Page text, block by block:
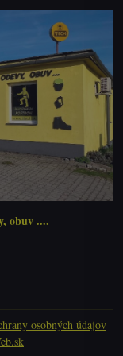
obuv ....
osobných údajov